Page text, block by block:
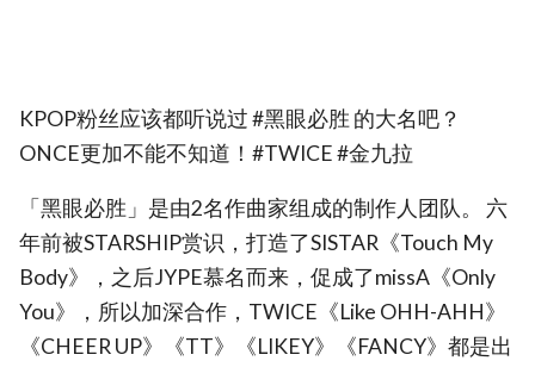
KPOP粉丝应该都听说过 #黑眼必胜 的大名吧？
ONCE更加不能不知道！#TWICE #金九拉
「黑眼必胜」是由2名作曲家组成的制作人团队。 六
年前被STARSHIP赏识，打造了SISTAR《Touch My
Body》，之后JYPE慕名而来，促成了missA《Only
You》，所以加深合作，TWICE《Like OHH-AHH》
《CHEER UP》《TT》《LIKEY》《FANCY》都是出